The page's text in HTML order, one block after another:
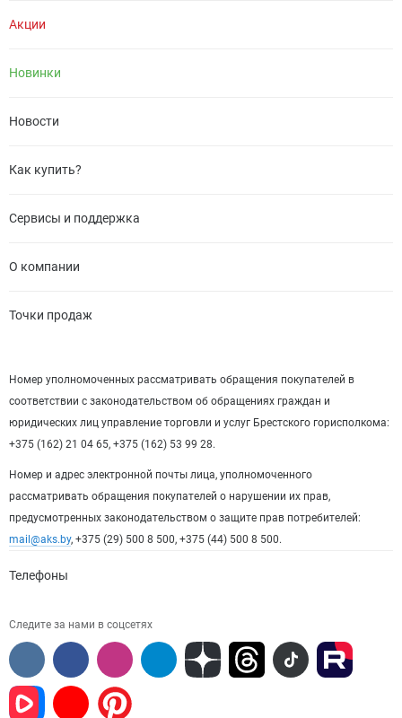
Акции
Новинки
Новости
Как купить?
Сервисы и поддержка
О компании
Точки продаж
Номер уполномоченных рассматривать обращения покупателей в
соответствии с законодательством об обращениях граждан и
юридических лиц управление торговли и услуг Брестского горисполкома:
+375 (162) 21 04 65, +375 (162) 53 99 28.
Номер и адрес электронной почты лица, уполномоченного
рассматривать обращения покупателей о нарушении их прав,
предусмотренных законодательством о защите прав потребителей:
mail@aks.by, +375 (29) 500 8 500, +375 (44) 500 8 500.
Телефоны
Следите за нами в соцсетях